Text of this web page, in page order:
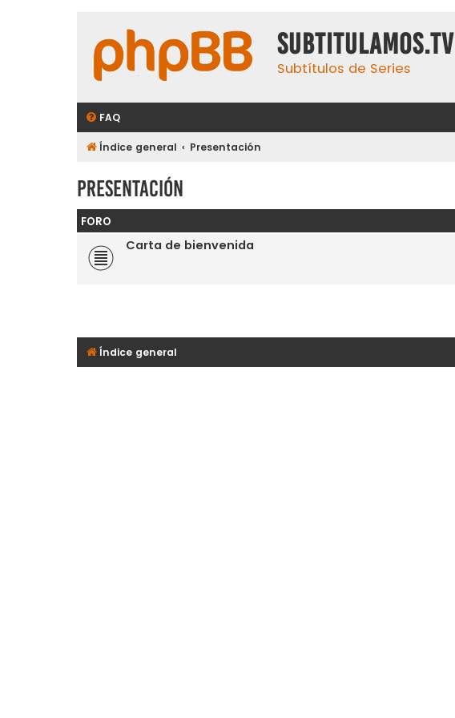
subtitulamos.tv
Subtítulos de Series
FAQ
Índice general Presentación
Presentación
FORO
Carta de bienvenida
Índice general